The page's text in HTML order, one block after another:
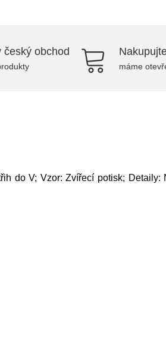
český obchod
máme
do V; Vzor: Zvířecí potisk; Detaily: